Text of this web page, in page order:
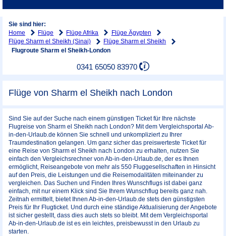
Sie sind hier:
Home
Flüge Flüge Afrika
Flüge Ägypten
Flüge Sharm el Sheikh (Sinai)
Flüge Sharm el Sheikh
Flugroute Sharm el Sheikh-London
0341 65050 83970
Flüge von Sharm el Sheikh nach London
Sind Sie auf der Suche nach einem günstigen Ticket für Ihre nächste
Flugreise von Sharm el Sheikh nach London? Mit dem Vergleichsportal Ab-
in-den-Urlaub.de können Sie schnell und unkompliziert zu Ihrer
Traumdestination gelangen. Um ganz sicher das preiswerteste Ticket für
eine Reise von Sharm el Sheikh nach London zu erhalten, nutzen Sie
einfach den Vergleichsrechner von Ab-in-den-Urlaub.de, der es Ihnen
ermöglicht, Reiseangebote von mehr als 550 Fluggesellschaften in Hinsicht
auf den Preis, die Leistungen und die Reisemodalitäten miteinander zu
vergleichen. Das Suchen und Finden Ihres Wunschflugs ist dabei ganz
einfach, mit nur einem Klick sind Sie Ihrem Wunschflug bereits ganz nah.
Zeitnah ermittelt, bietet Ihnen Ab-in-den-Urlaub.de stets den günstigsten
Preis für Ihr Flugticket. Und durch eine ständige Aktualisierung der Angebote
ist sicher gestellt, dass dies auch stets so bleibt. Mit dem Vergleichsportal
Ab-in-den-Urlaub.de ist es ein leichtes, preisbewusst in den Urlaub zu
starten.